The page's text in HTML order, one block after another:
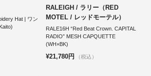
Hat | ワン
RALEIGH / ラリー（RED
MOTEL / レッドモーテル）
RALE16H “Red Beat Crown. CAPITAL
RADIO” MESH CAPQUETTE
(WH×BK)
¥21,780円 （税込）